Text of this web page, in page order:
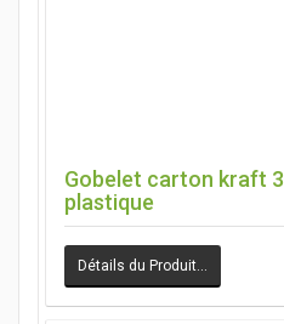
Gobelet carton kraft
plastique
Détails du Produit…